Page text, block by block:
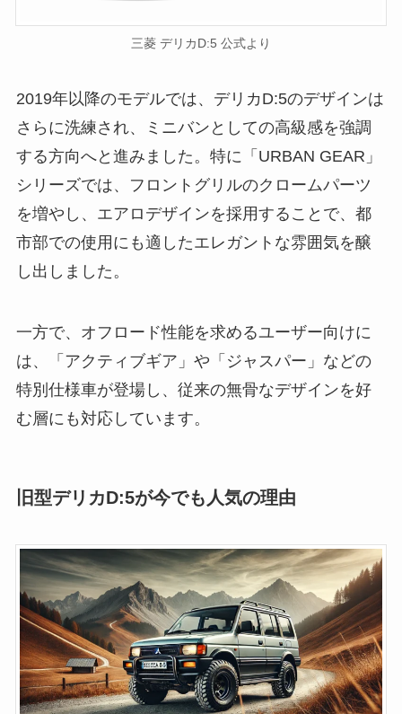
三菱 デリカD:5 公式より
2019年以降のモデルでは、デリカD:5のデザインは
さらに洗練され、ミニバンとしての高級感を強調
する方向へと進みました。特に「URBAN GEAR」
シリーズでは、フロントグリルのクロームパーツ
を増やし、エアロデザインを採用することで、都
市部での使用にも適したエレガントな雰囲気を醸
し出しました。
一方で、オフロード性能を求めるユーザー向けに
は、「アクティブギア」や「ジャスパー」などの
特別仕様車が登場し、従来の無骨なデザインを好
む層にも対応しています。
旧型デリカD:5が今でも人気の理由